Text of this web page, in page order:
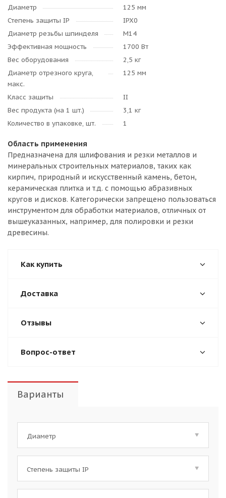
Диаметр
125 мм
Степень защиты IP
IPX0
Диаметр резьбы шпинделя
M14
Эффективная мощность
1700 Вт
Вес оборудования
2,5 кг
Диаметр отрезного круга,
макс.
125 мм
Класс защиты
II
Вес продукта (на 1 шт.)
3,1 кг
Количество в упаковке, шт.
1
Область применения
Предназначена для шлифования и резки металлов и
минеральных строительных материалов, таких как
кирпич, природный и искусственный камень, бетон,
керамическая плитка и т.д. с помощью абразивных
кругов и дисков. Категорически запрещено пользоваться
инструментом для обработки материалов, отличных от
вышеуказанных, например, для полировки и резки
древесины.
Как купить
Доставка
Отзывы
Вопрос-ответ
Варианты
Диаметр
Степень защиты IP